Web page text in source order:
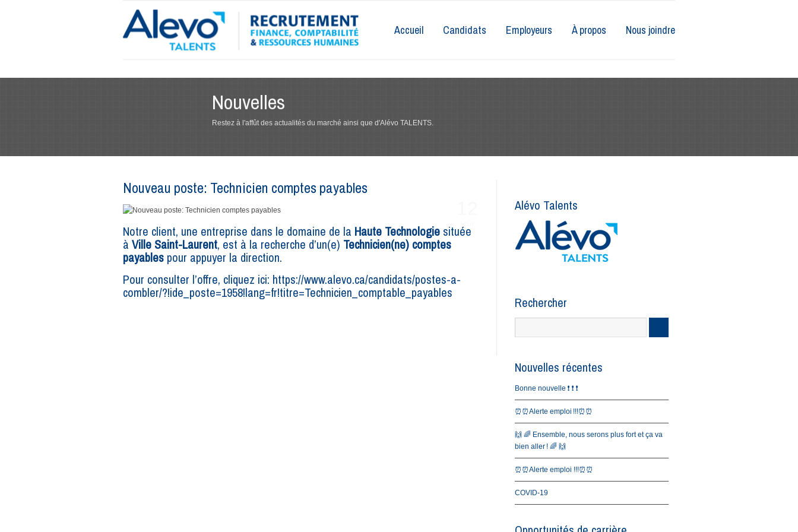
Accueil Candidats Employeurs À propos Nous joindre
Nouvelles
Restez à l'affût des actualités du marché ainsi que d'Alévo TALENTS.
Nouveau poste: Technicien comptes payables
Notre client, une entreprise dans le domaine de la Haute Technologie située
à Ville Saint-Laurent, est à la recherche d’un(e) Technicien(ne) comptes
payables pour appuyer la direction.
Pour consulter l’offre, cliquez ici: https://www.alevo.ca/candidats/postes-a-
combler/?!ide_poste=1958!lang=fr!titre=Technicien_comptable_payables
Alévo Talents
Rechercher
Nouvelles récentes
Bonne nouvelle ❗️ ❗️ ❗️
⏰⏰Alerte emploi !!!⏰⏰
🙌 🌈 Ensemble, nous serons plus fort et ça va
bien aller ! 🌈 🙌
⏰⏰Alerte emploi !!!⏰⏰
COVID-19